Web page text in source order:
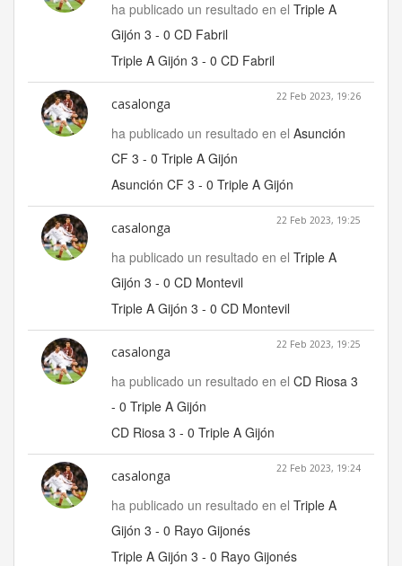
ha publicado un resultado en el Triple A
Gijón 3 - 0 CD Fabril
Triple A Gijón 3 - 0 CD Fabril
casalonga 22 Feb 2023, 19:26
ha publicado un resultado en el Asunción
CF 3 - 0 Triple A Gijón
Asunción CF 3 - 0 Triple A Gijón
casalonga 22 Feb 2023, 19:25
ha publicado un resultado en el Triple A
Gijón 3 - 0 CD Montevil
Triple A Gijón 3 - 0 CD Montevil
casalonga 22 Feb 2023, 19:25
ha publicado un resultado en el CD Riosa 3
- 0 Triple A Gijón
CD Riosa 3 - 0 Triple A Gijón
casalonga 22 Feb 2023, 19:24
ha publicado un resultado en el Triple A
Gijón 3 - 0 Rayo Gijonés
Triple A Gijón 3 - 0 Rayo Gijonés